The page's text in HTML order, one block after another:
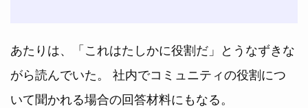
あたりは、「これはたしかに役割だ」とうなずきな
がら読んでいた。 社内でコミュニティの役割につ
いて聞かれる場合の回答材料にもなる。